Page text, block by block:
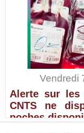
Vendredi
Alerte sur
CNTS ne
poches